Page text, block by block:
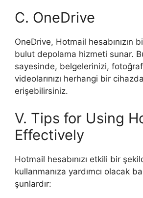
C. OneDrive
OneDrive, Hotmail hesabınızın
bulut depolama hizmeti sunar.
sayesinde, belgelerinizi,
videolarınızı herhangi bir
erişebilirsiniz.
V. Tips for Using
Effectively
Hotmail hesabınızı etkili bir
kullanmanıza yardımcı olacak
şunlardır: